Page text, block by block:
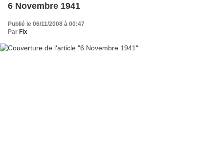
6 Novembre 1941
Publié le 06/11/2008 à 00:47
Par Fix